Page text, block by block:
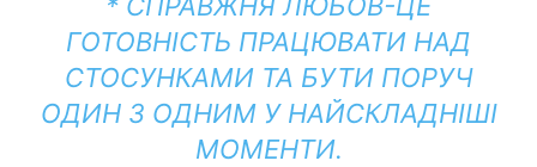
* СПРАВЖНЯ ЛЮБОВ-ЦЕ
ГОТОВНІСТЬ ПРАЦЮВАТИ НАД
СТОСУНКАМИ ТА БУТИ ПОРУЧ
ОДИН З ОДНИМ У НАЙСКЛАДНІШІ
МОМЕНТИ.